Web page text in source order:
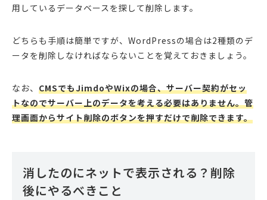
用しているデータベースを探して削除します。
どちらも手順は簡単ですが、WordPressの場合は2種類のデ
ータを削除しなければならないことを覚えておきましょう。
なお、 CMSでもJimdoやWixの場合、サーバー契約がセッ
トなのでサーバー上のデータを考える必要はありません。管
理画面からサイト削除のボタンを押すだけで削除できます。
消したのにネットで表示される？削除
後にやるべきこと